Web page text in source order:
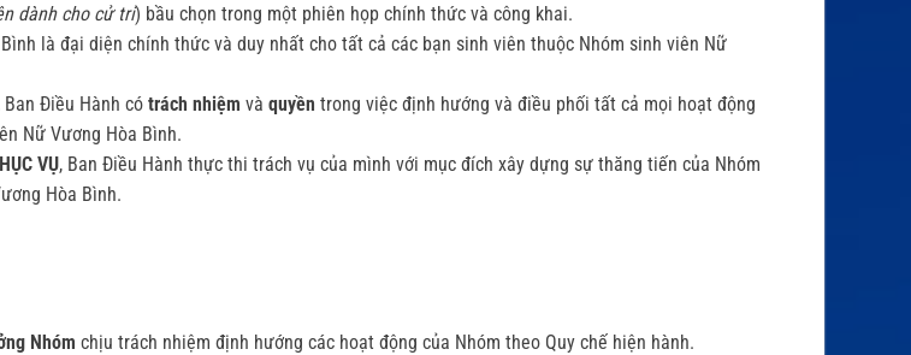
dành cho cử tri) bầu chọn trong một phiên họp chính thức và công khai.
là đại diện chính thức và duy nhất cho tất cả các bạn sinh viên thuộc Nhóm sinh viên Nữ
Điều Hành có trách nhiệm và quyền trong việc định hướng và điều phối tất cả mọi hoạt động
Nữ Vương Hòa Bình.
VỤ, Ban Điều Hành thực thi trách vụ của mình với mục đích xây dựng sự thăng tiến của Nhóm
Hòa Bình.
Nhóm chịu trách nhiệm định hướng các hoạt động của Nhóm theo Quy chế hiện hành.